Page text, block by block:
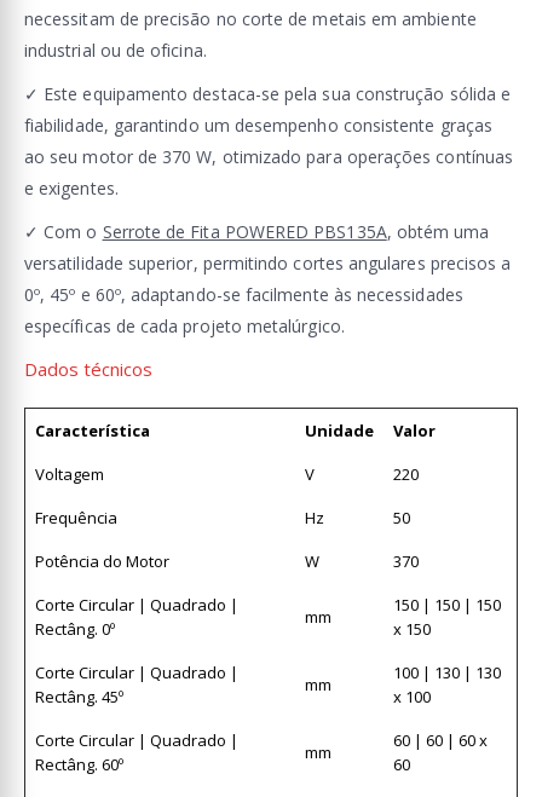
necessitam de precisão no corte de metais em ambiente
industrial ou de oficina.
✓ Este equipamento destaca-se pela sua construção sólida e
fiabilidade, garantindo um desempenho consistente graças
ao seu motor de 370 W, otimizado para operações contínuas
e exigentes.
✓ Com o Serrote de Fita POWERED PBS135A, obtém uma
versatilidade superior, permitindo cortes angulares precisos a
0º, 45º e 60º, adaptando-se facilmente às necessidades
específicas de cada projeto metalúrgico.
Dados técnicos
Característica Unidade
Valor
Voltagem
V
220
Frequência
Hz
50
Potência do Motor
W
370
Corte Circular | Quadrado |
Rectâng. 0º
mm
150 | 150 | 150
x 150
Corte Circular | Quadrado |
Rectâng. 45º
mm
100 | 130 | 130
x 100
Corte Circular | Quadrado |
Rectâng. 60º
mm
60 | 60 | 60 x
60